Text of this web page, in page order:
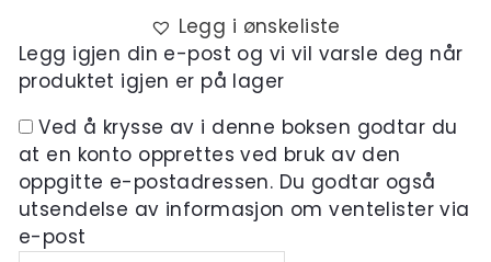
Legg i ønskeliste
Legg igjen din e-post og vi vil varsle deg når
produktet igjen er på lager
Ved å krysse av i denne boksen godtar du
at en konto opprettes ved bruk av den
oppgitte e-postadressen. Du godtar også
utsendelse av informasjon om ventelister via
e-post